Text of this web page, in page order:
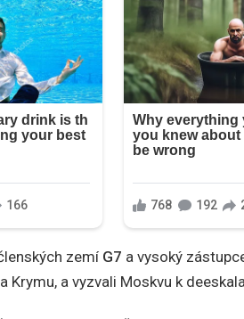
zemí G7 a vysoký
Krymu, a vyzvali Moskvu k